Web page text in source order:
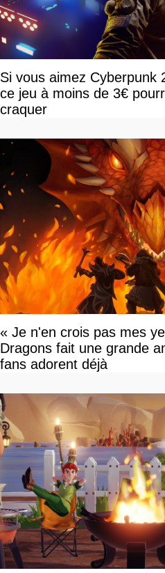
Si vous aimez Cyberpunk
ce jeu à moins de 3€
craquer
« Je n'en crois pas mes
Dragons fait une grande
fans adorent déjà